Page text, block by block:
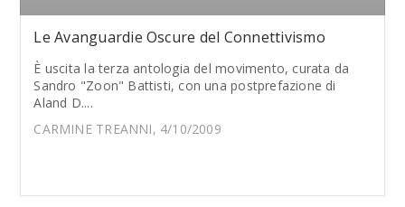
Le Avanguardie Oscure del Connettivismo
È uscita la terza antologia del movimento, curata da
Sandro "Zoon" Battisti, con una postprefazione di
Aland D....
CARMINE TREANNI, 4/10/2009